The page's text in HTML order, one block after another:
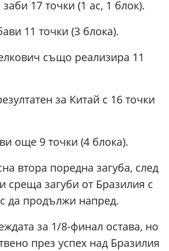
17 точки (1 ас, 1 блок).
11 точки (3 блока).
също реализира 11
за Китай с 16 точки
още 9 точки (4 блока).
втора поредна загуба, след
среща загуби от Бразилия с
да продължи напред.
за 1/8-финал остава, но
през успех над Бразилия